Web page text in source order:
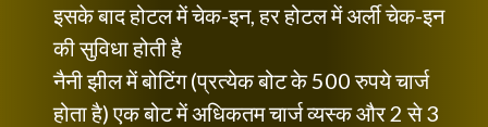
इसके बाद होटल में चेक-इन, हर होटल में अर्ली चेक-इन
की सुविधा होती है
नैनी झील में बोटिंग (प्रत्येक बोट के 500 रुपये चार्ज
होता है) एक बोट में अधिकतम चार्ज व्यस्क और 2 से 3